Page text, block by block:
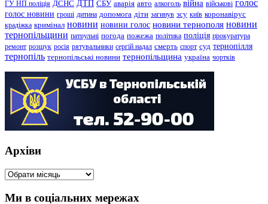
ГУ НП поліція ДСНС ДТП СБУ аварія авто алкоголь війна військові голос
голос новини гроші дитина допомога діти загинув зсу київ коронавірус
крадіжка кримінал новини новини голос новини тернополя новини
тернопільщини патрульні погода пожежа політика поліція прокуратура
ремонт розшук росія рятувальники сергій надал смерть спорт суд тернопілля
тернопіль тернопільські новини тернопільщина україна чортків
Архіви
Архіви
Ми в соціальних мережах